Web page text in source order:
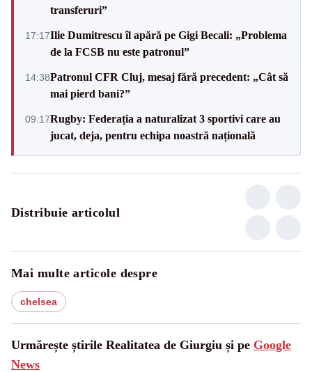
transferuri”
17:17Ilie Dumitrescu îl apără pe Gigi Becali: „Problema
de la FCSB nu este patronul”
14:38Patronul CFR Cluj, mesaj fără precedent: „Cât să
mai pierd bani?”
09:17Rugby: Federația a naturalizat 3 sportivi care au
jucat, deja, pentru echipa noastră națională
Distribuie articolul
Mai multe articole despre
chelsea
Urmărește știrile Realitatea de Giurgiu și pe Google
News